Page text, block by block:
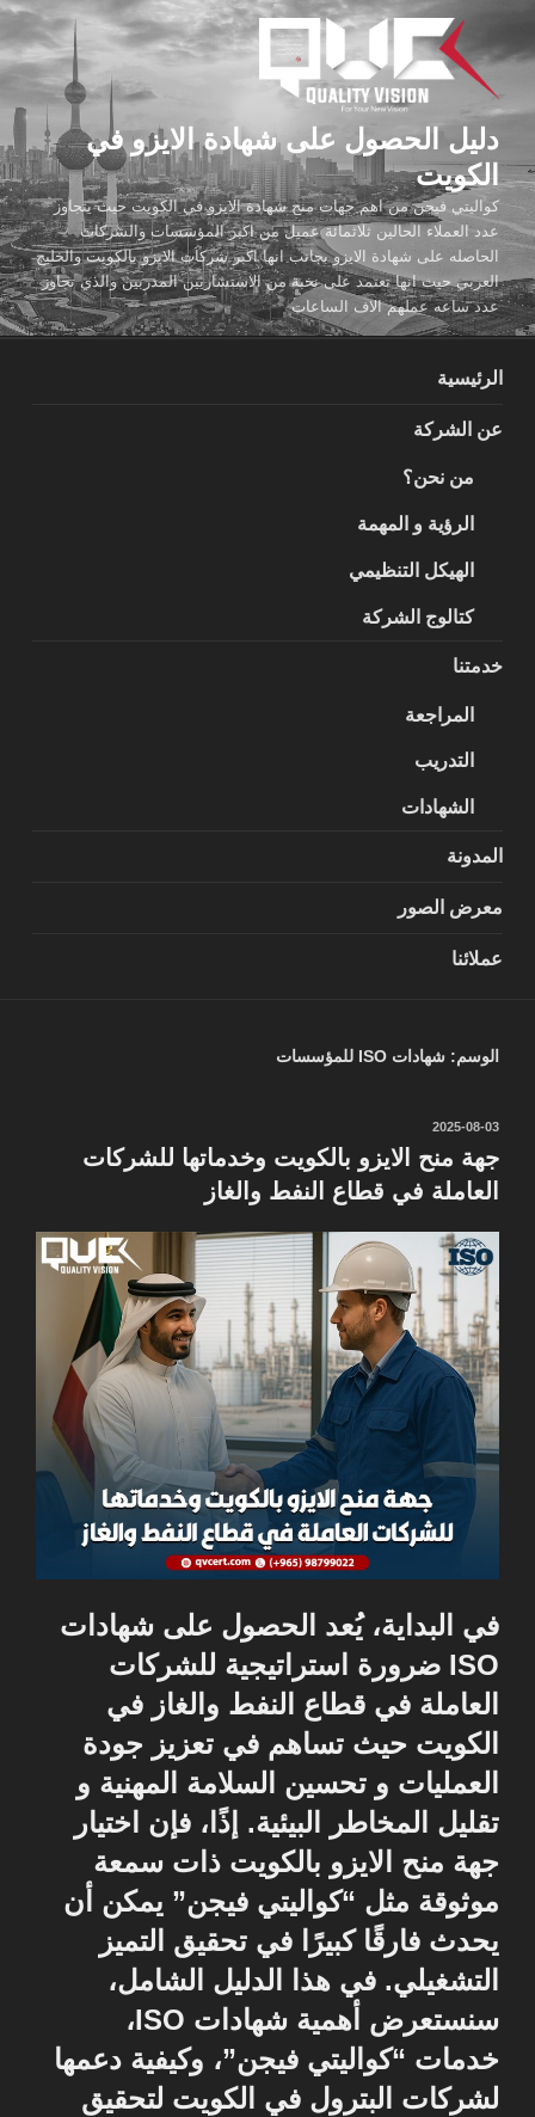
المحتوى
دليل الحصول على شهادة الايزو في
الكويت
كواليتي فيجن من اهم جهات منح شهادة الايزو في الكويت حيث يتجاوز
عدد العملاء الحالين ثلاثمائة عميل من اكبر المؤسسات والشركات
الحاصله على شهادة الايزو بجانب انها اكبر شركات الايزو بالكويت والخليج
العربي حيث انها تعتمد على نخبة من الاستشاريين المدربين والذي تجاوز
عدد ساعه عملهم الاف الساعات
الرئيسية
عن الشركة
من نحن؟
الرؤية و المهمة
الهيكل التنظيمي
كتالوج الشركة
خدمتنا
المراجعة
التدريب
الشهادات
المدونة
معرض الصور
عملائنا
الوسم: شهادات ISO للمؤسسات
نُشر
2025-08-03
جهة منح الايزو بالكويت وخدماتها للشركات
العاملة في قطاع النفط والغاز
في البداية، يُعد الحصول على شهادات
ISO ضرورة استراتيجية للشركات
العاملة في قطاع النفط والغاز في
الكويت حيث تساهم في تعزيز جودة
العمليات و تحسين السلامة المهنية و
تقليل المخاطر البيئية. إذًا، فإن اختيار
جهة منح الايزو بالكويت ذات سمعة
موثوقة مثل “كواليتي فيجن” يمكن أن
يحدث فارقًا كبيرًا في تحقيق التميز
التشغيلي. في هذا الدليل الشامل،
سنستعرض أهمية شهادات ISO،
خدمات “كواليتي فيجن”، وكيفية دعمها
لشركات البترول في الكويت لتحقيق